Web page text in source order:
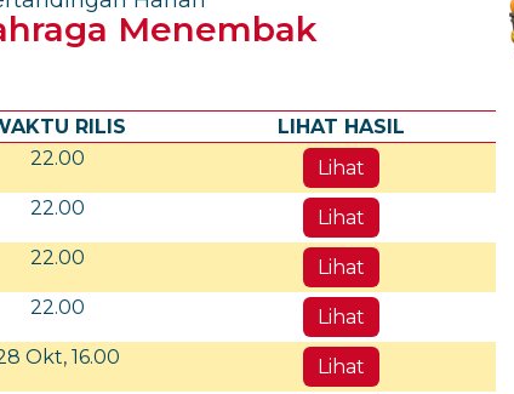
Menembak
RILIS
LIHAT HASIL
22.00
Lihat
22.00
Lihat
22.00
Lihat
22.00
Lihat
Okt, 16.00
Lihat